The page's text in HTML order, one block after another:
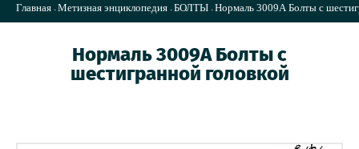
Главная Метизная энциклопедия БОЛТЫ Нормаль 3009А Болты с
Нормаль 3009А Болты с
шестигранной головкой